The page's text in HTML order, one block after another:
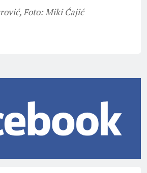
Foto: Miki Ćajić